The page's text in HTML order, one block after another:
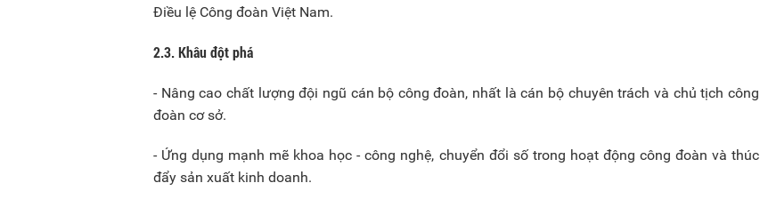
Điều lệ Công đoàn Việt Nam.
2.3. Khâu đột phá
- Nâng cao chất lượng đội ngũ cán bộ công đoàn, nhất là cán bộ chuyên trách và chủ tịch công
đoàn cơ sở.
- Ứng dụng mạnh mẽ khoa học - công nghệ, chuyển đổi số trong hoạt động công đoàn và thúc
đẩy sản xuất kinh doanh.